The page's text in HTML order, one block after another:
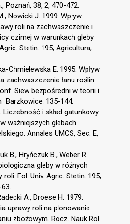
Poznań, 38, 2, 470-472.
Nowicki J. 1999. Wpływ
roli na zachwaszczenie i
ozimej w warunkach gleby
Stetin. 195, Agricultura,
Chmielewska E. 1995. Wpływ
zachwaszczenie łanu roślin
Siew bezpośredni w teorii i
Barzkowice, 135-144.
Liczebność i skład gatunkowy
ważniejszych glebach
Annales UMCS, Sec. E,
B., Hryńczuk B., Weber R.
gleby w różnych
Fol. Univ. Agric. Stetin. 195,
A., Droese H. 1979.
uprawy roli na plonowanie
zbożowym. Rocz. Nauk Rol.